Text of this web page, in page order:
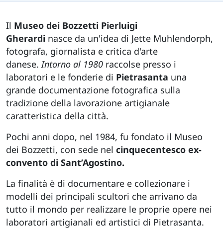
Il Museo dei Bozzetti Pierluigi
Gherardi nasce da un'idea di Jette Muhlendorph,
fotografa, giornalista e critica d'arte
danese. Intorno al 1980 raccolse presso i
laboratori e le fonderie di Pietrasanta una
grande documentazione fotografica sulla
tradizione della lavorazione artigianale
caratteristica della città.
Pochi anni dopo, nel 1984, fu fondato il Museo
dei Bozzetti, con sede nel cinquecentesco ex-
convento di Sant’Agostino.
La finalità è di documentare e collezionare i
modelli dei principali scultori che arrivano da
tutto il mondo per realizzare le proprie opere nei
laboratori artigianali ed artistici di Pietrasanta.